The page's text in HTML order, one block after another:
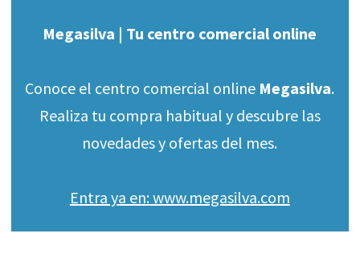
Megasilva | Tu centro comercial online
Conoce el centro comercial online Megasilva.
Realiza tu compra habitual y descubre las
novedades y ofertas del mes.
Entra ya en: www.megasilva.com